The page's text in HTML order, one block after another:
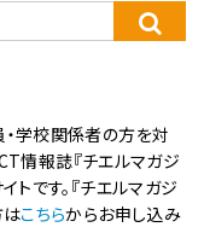
学校関係者の方を対
情報誌『チエルマガジ
です。『チエルマガジ
はこちらからお申し込み